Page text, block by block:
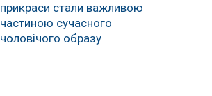
прикраси стали важливою
частиною сучасного
чоловічого образу